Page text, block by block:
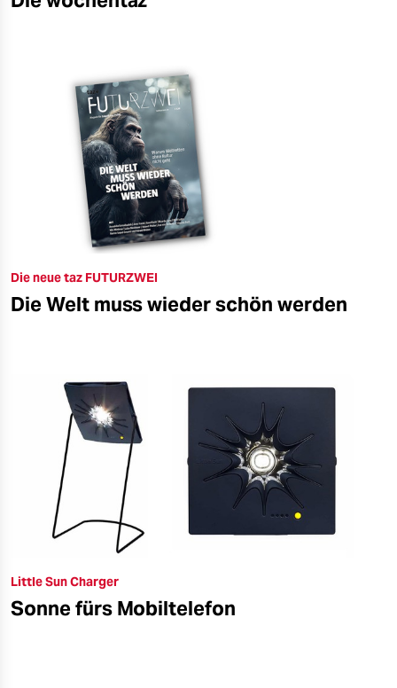
Die neue taz FUTURZWEI
Die Welt muss wieder schön werden
Little Sun Charger
Sonne fürs Mobiltelefon